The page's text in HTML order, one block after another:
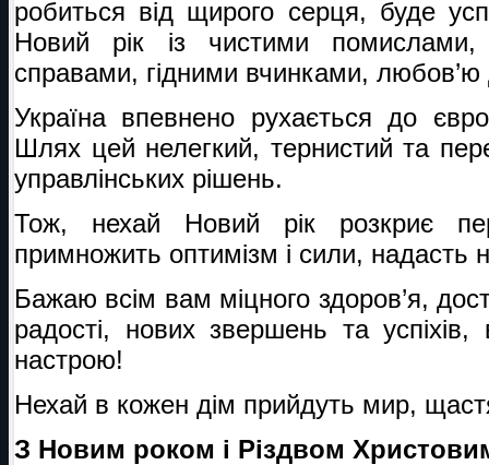
робиться від щирого серця, буде
Новий рік із чистими
справами, гідними вчинками, любов’ю
Україна впевнено рухається до
Шлях цей нелегкий, тернистий та
управлінських рішень.
Тож, нехай Новий рік розкриє
примножить оптимізм і сили, надасть
Бажаю всім вам міцного здоров’я,
радості, нових звершень та успіхів,
настрою!
Нехай в кожен дім прийдуть мир,
З Новим роком і Різдвом